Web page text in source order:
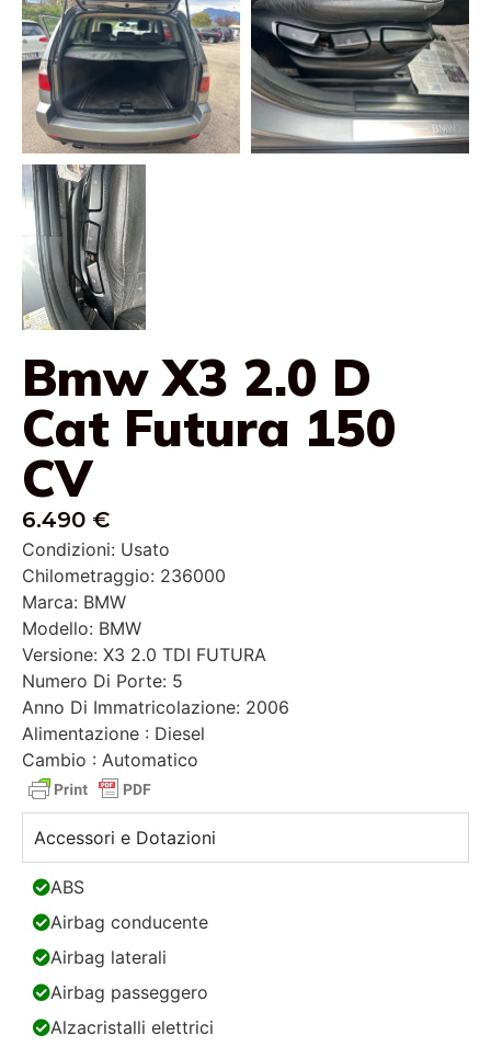
Bmw X3 2.0 D
Cat Futura 150
CV
6.490 €
Condizioni: Usato
Chilometraggio: 236000
Marca: BMW
Modello: BMW
Versione: X3 2.0 TDI FUTURA
Numero Di Porte: 5
Anno Di Immatricolazione: 2006
Alimentazione : Diesel
Cambio : Automatico
Accessori e Dotazioni
ABS
Airbag conducente
Airbag laterali
Airbag passeggero
Alzacristalli elettrici